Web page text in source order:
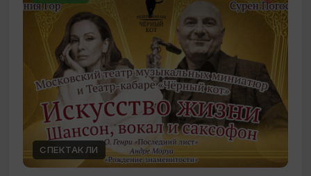
СПЕКТАКЛИ